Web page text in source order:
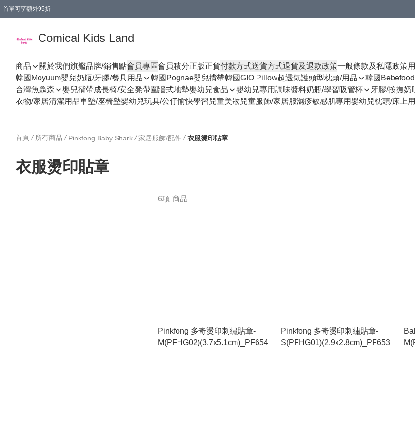
首單可享額外95折
Comical Kids Land
商品 關於我們旗艦品牌/銷售點會員專區會員積分正版正貨付款方式送貨方式退貨及退款政策一般條款及私隱政策
韓國Moyuum嬰兒奶瓶/牙膠/餐具用品
韓國Pognae嬰兒揹帶韓國GIO Pillow超透氣護頭型枕頭/用品 韓國
台灣魚鱻森
嬰兒揹帶成長椅/安全凳帶圍牆式地墊嬰幼兒食品 嬰幼兒專用調味醬料奶瓶/學習吸管杯 牙膠/按撫奶
衣物/家居清潔用品車墊/座椅墊嬰幼兒玩具/公仔愉快學習兒童美妝兒童服飾/家居服濕疹敏感肌專用嬰幼兒枕頭/床上
首頁 / 所有商品 / Pinkfong Baby Shark / 家居服飾/配件 / 衣服燙印貼章
衣服燙印貼章
6項 商品
Pinkfong 多奇燙印刺繡貼章-
M(PFHG02)(3.7x5.1cm)_PF654
Pinkfong 多奇燙印刺繡貼章-
S(PFHG01)(2.9x2.8cm)_PF653